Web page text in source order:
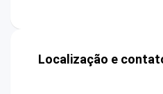
Localização e